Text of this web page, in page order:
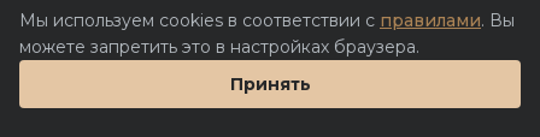
Мы используем cookies в соответствии с правилами. Вы
можете запретить это в настройках браузера.
Принять